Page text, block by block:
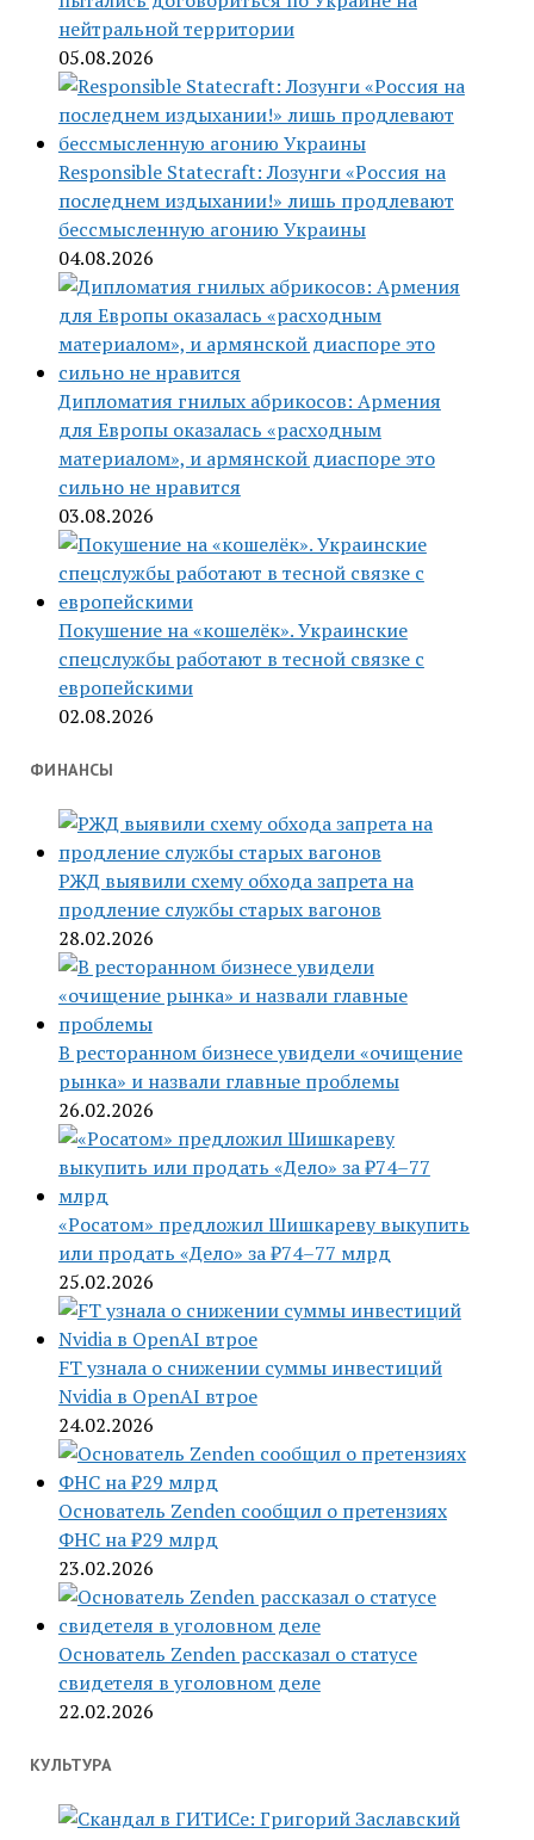
нейтральной территории
05.08.2026
Responsible Statecraft: Лозунги «Россия на
последнем издыхании!» лишь продлевают
бессмысленную агонию Украины
04.08.2026
Дипломатия гнилых абрикосов: Армения
для Европы оказалась «расходным
материалом», и армянской диаспоре это
сильно не нравится
03.08.2026
Покушение на «кошелёк». Украинские
спецслужбы работают в тесной связке с
европейскими
02.08.2026
ФИНАНСЫ
РЖД выявили схему обхода запрета на
продление службы старых вагонов
28.02.2026
В ресторанном бизнесе увидели «очищение
рынка» и назвали главные проблемы
26.02.2026
«Росатом» предложил Шишкареву выкупить
или продать «Дело» за ₽74–77 млрд
25.02.2026
FT узнала о снижении суммы инвестиций
Nvidia в OpenAI втрое
24.02.2026
Основатель Zenden сообщил о претензиях
ФНС на ₽29 млрд
23.02.2026
Основатель Zenden рассказал о статусе
свидетеля в уголовном деле
22.02.2026
КУЛЬТУРА